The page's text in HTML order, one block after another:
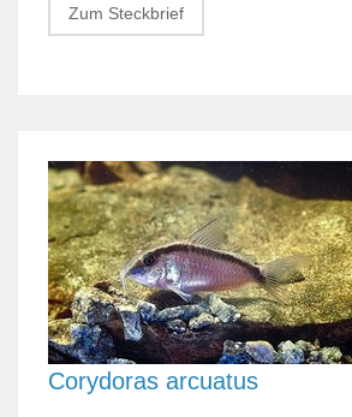
Zum Steckbrief
Corydoras arcuatus